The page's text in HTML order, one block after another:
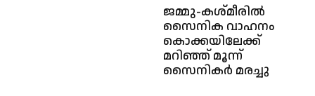
ജമ്മു-കശ്മീരിൽ
സൈനിക വാഹനം
കൊക്കയിലേക്ക്
മറിഞ്ഞ് മൂന്ന്
സൈനികർ മരച്ചു